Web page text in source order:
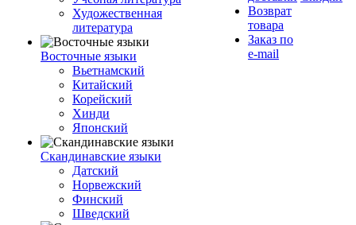
Художественная
литература
Восточные языки
Вьетнамский
Китайский
Корейский
Хинди
Японский
Скандинавские языки
Датский
Норвежский
Финский
Шведский
Возврат
товара
Заказ по
e-mail